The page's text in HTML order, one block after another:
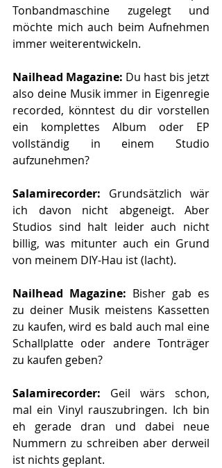
Tonbandmaschine zugelegt und
möchte mich auch beim Aufnehmen
immer weiterentwickeln.
Nailhead Magazine: Du hast bis jetzt
also deine Musik immer in Eigenregie
recorded, könntest du dir vorstellen
ein komplettes Album oder EP
vollständig in einem Studio
aufzunehmen?
Salamirecorder: Grundsätzlich wär
ich davon nicht abgeneigt. Aber
Studios sind halt leider auch nicht
billig, was mitunter auch ein Grund
von meinem DIY-Hau ist (lacht).
Nailhead Magazine: Bisher gab es
zu deiner Musik meistens Kassetten
zu kaufen, wird es bald auch mal eine
Schallplatte oder andere Tonträger
zu kaufen geben?
Salamirecorder: Geil wärs schon,
mal ein Vinyl rauszubringen. Ich bin
eh gerade dran und dabei neue
Nummern zu schreiben aber derweil
ist nichts geplant.